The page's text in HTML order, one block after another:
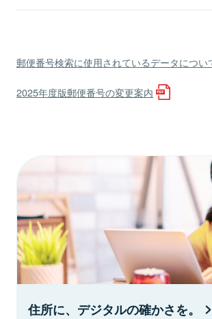
郵便番号検索に使用されているデータについ
2025年度版郵便番号の変更案内
住所に、デジタルの確かさを。